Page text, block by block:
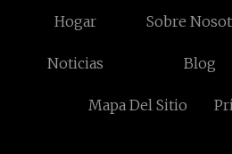
Hogar Sobre
Noticias Blog
Mapa Del Sitio